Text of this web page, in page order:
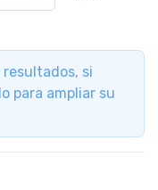
si
para ampliar su